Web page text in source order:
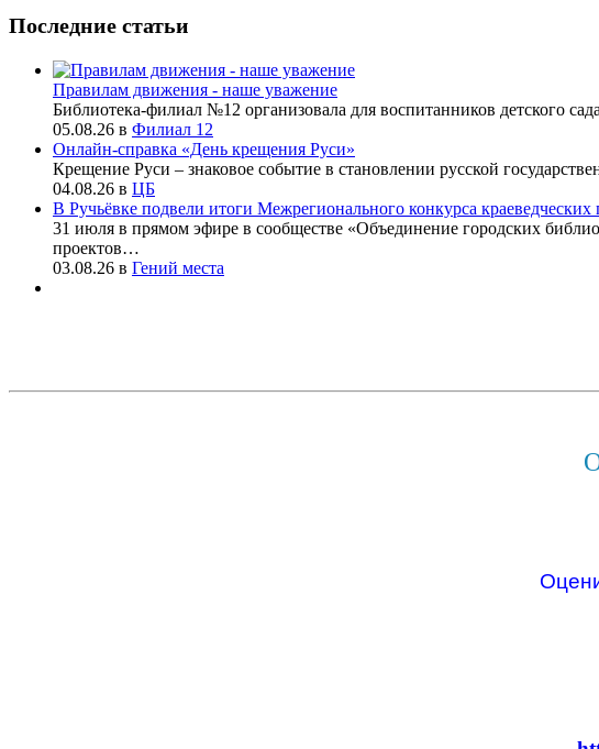
Последние статьи
Правилам движения - наше уважение
Библиотека-филиал №12 организовала для воспитанников детского
05.08.26 в Филиал 12
Онлайн-справка «День крещения Руси»
Крещение Руси – знаковое событие в становлении русской
04.08.26 в ЦБ
В Ручьёвке подвели итоги Межрегионального конкурса краеведческих
31 июля в прямом эфире в сообществе «Объединение городских
проектов…
03.08.26 в Гений места